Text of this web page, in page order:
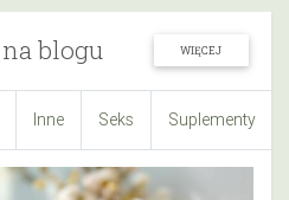
blogu WIĘCEJ
Inne Seks Suplementy